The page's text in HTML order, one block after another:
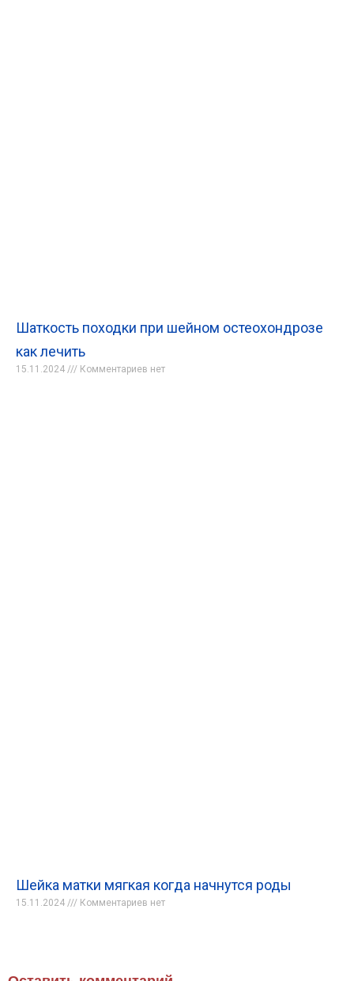
Шаткость походки при шейном остеохондрозе
как лечить
15.11.2024 Комментариев нет
Шейка матки мягкая когда начнутся роды
15.11.2024 Комментариев нет